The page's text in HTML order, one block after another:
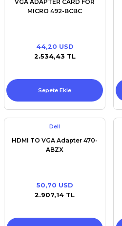
VGA ADAPTER CARD FOR
MICRO 492-BCBC
44,20 USD
2.534,43 TL
Sepete Ekle
Dell
HDMI TO VGA Adapter 470-
ABZX
50,70 USD
2.907,14 TL